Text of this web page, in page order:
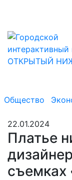
Общество
22.01.2024
Платье
съемках